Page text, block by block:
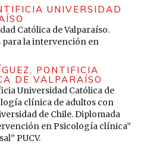
Convergencias
Síntesis.
cualitativas. Centro de
4.0. La cuarta ola. Ediciones B.
Carmen (2018). Guía de
con consultantes
Pontificia Universidad
UNIVERSIDAD
Católica de Valparaíso.
la intervención en
PONTIFICIA
DE VALPARAÍSO
Universidad Católica de
clínica de adultos con
de Chile. Diplomada
en Psicología clínica”
PUCV.